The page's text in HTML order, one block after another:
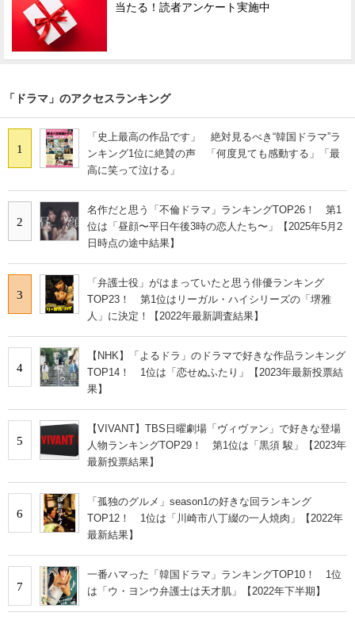
当たる！読者アンケート実施中
「ドラマ」のアクセスランキング
1
「史上最高の作品です」 絶対見るべき“韓国ドラマ”ラ
ンキング1位に絶賛の声 「何度見ても感動する」「最
高に笑って泣ける」
2
名作だと思う「不倫ドラマ」ランキングTOP26！ 第1
位は「昼顔〜平日午後3時の恋人たち〜」【2025年5月2
日時点の途中結果】
3
「弁護士役」がはまっていたと思う俳優ランキング
TOP23！ 第1位はリーガル・ハイシリーズの「堺雅
人」に決定！【2022年最新調査結果】
4
【NHK】「よるドラ」のドラマで好きな作品ランキング
TOP14！ 1位は「恋せぬふたり」【2023年最新投票結
果】
5
【VIVANT】TBS日曜劇場「ヴィヴァン」で好きな登場
人物ランキングTOP29！ 第1位は「黒須 駿」【2023年
最新投票結果】
6
「孤独のグルメ」season1の好きな回ランキング
TOP12！ 1位は「川崎市八丁綴の一人焼肉」【2022年
最新結果】
7
一番ハマった「韓国ドラマ」ランキングTOP10！ 1位
は「ウ・ヨンウ弁護士は天才肌」【2022年下半期】